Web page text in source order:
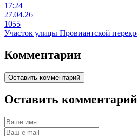
17:24
27.04.26
1055
Участок улицы Провиантской
Комментарии
Оставить комментарий
Оставить комментарий